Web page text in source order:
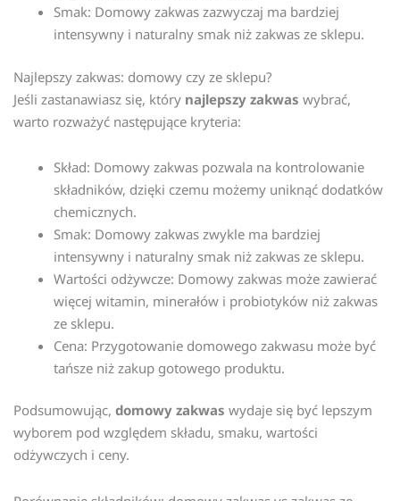
Smak: Domowy zakwas zazwyczaj ma bardziej
intensywny i naturalny smak niż zakwas ze sklepu.
Najlepszy zakwas: domowy czy ze sklepu?
Jeśli zastanawiasz się, który najlepszy zakwas wybrać,
warto rozważyć następujące kryteria:
Skład: Domowy zakwas pozwala na kontrolowanie
składników, dzięki czemu możemy uniknąć dodatków
chemicznych.
Smak: Domowy zakwas zwykle ma bardziej
intensywny i naturalny smak niż zakwas ze sklepu.
Wartości odżywcze: Domowy zakwas może zawierać
więcej witamin, minerałów i probiotyków niż zakwas
ze sklepu.
Cena: Przygotowanie domowego zakwasu może być
tańsze niż zakup gotowego produktu.
Podsumowując, domowy zakwas wydaje się być lepszym
wyborem pod względem składu, smaku, wartości
odżywczych i ceny.